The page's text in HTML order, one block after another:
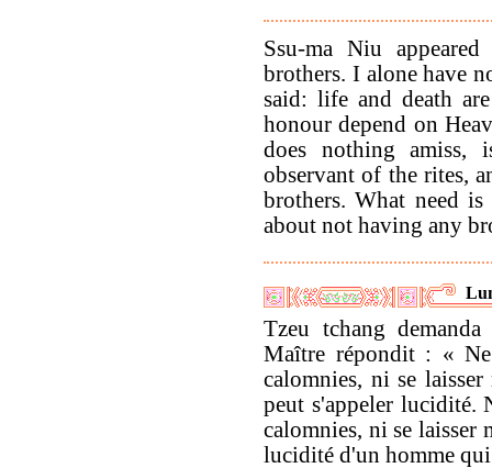
Ssu-ma Niu
brothers. I alone have
said: life and death
honour depend on
does nothing amiss,
observant of the rites,
brothers. What need
about not having any
Tzeu tchang
Maître répondit : «
calomnies, ni se
peut s'appeler lucidité.
calomnies, ni se laisser
lucidité d'un homme